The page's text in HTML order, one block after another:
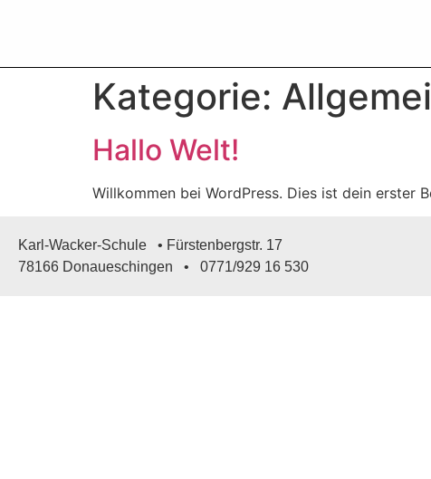
Kategorie:
Hallo Welt!
Willkommen bei WordPress. Dies ist dein erster
Karl-Wacker-Schule • Fürstenbergstr. 17
78166 Donaueschingen • 0771/929 16 530